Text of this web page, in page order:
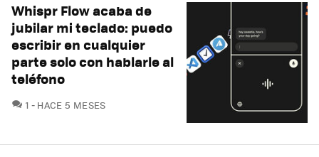
Whispr Flow acaba de
jubilar mi teclado: puedo
escribir en cualquier
parte solo con hablarle al
teléfono
1 COMENTARIOS
HACE 5 MESES